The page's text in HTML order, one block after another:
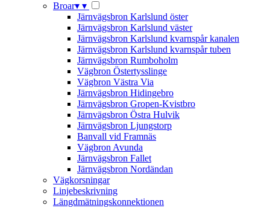
Broar▾ ▾
Järnvägsbron Karlslund öster
Järnvägsbron Karlslund väster
Järnvägsbron Karlslund kvarnspår kanalen
Järnvägsbron Karlslund kvarnspår tuben
Järnvägsbron Rumboholm
Vägbron Östertysslinge
Vägbron Västra Via
Järnvägsbron Hidingebro
Järnvägsbron Gropen-Kvistbro
Järnvägsbron Östra Hulvik
Järnvägsbron Ljungstorp
Banvall vid Framnäs
Vägbron Avunda
Järnvägsbron Fallet
Järnvägsbron Nordändan
Vägkorsningar
Linjebeskrivning
Längdmätningskonnektionen